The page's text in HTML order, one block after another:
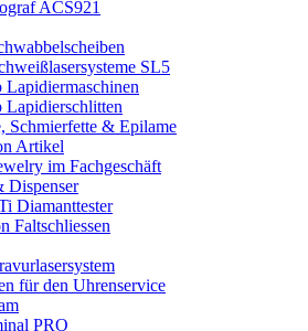
ACS921
SL5
Lapidierschlitten
Schmierfette & Epilame
Artikel
im Fachgeschäft
Dispenser
Diamanttester
Faltschliessen
für den Uhrenservice
PRO